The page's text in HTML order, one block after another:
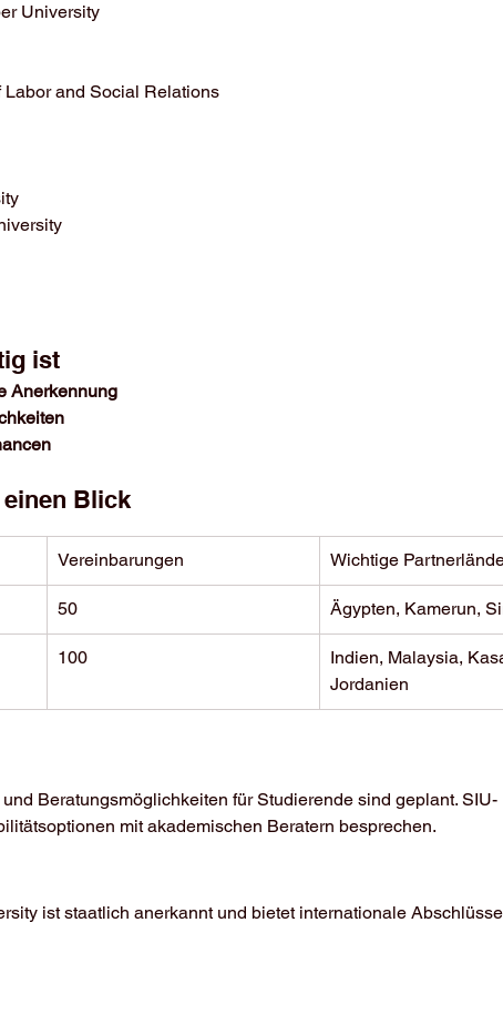
University
Labor and Social Relations
ist
Anerkennung
einen Blick
Vereinbarungen Wichtige
50 Ägypten, Kamerun,
100
Indien, Malaysia,
Jordanien
Beratungsmöglichkeiten für Studierende sind geplant. SIU-
mit akademischen Beratern besprechen.
ist staatlich anerkannt und bietet internationale